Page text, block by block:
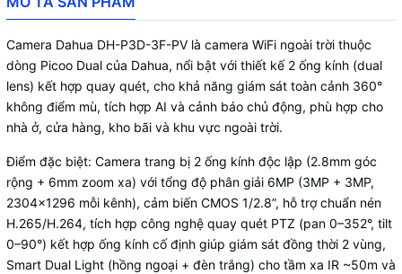
Camera Dahua DH-P3D-3F-PV là camera WiFi ngoài trời thuộc
dòng Picoo Dual của Dahua, nổi bật với thiết kế 2 ống kính (dual
lens) kết hợp quay quét, cho khả năng giám sát toàn cảnh 360°
không điểm mù, tích hợp AI và cảnh báo chủ động, phù hợp cho
nhà ở, cửa hàng, kho bãi và khu vực ngoài trời.
Điểm đặc biệt: Camera trang bị 2 ống kính độc lập (2.8mm góc
rộng + 6mm zoom xa) với tổng độ phân giải 6MP (3MP + 3MP,
2304×1296 mỗi kênh), cảm biến CMOS 1/2.8”, hỗ trợ chuẩn nén
H.265/H.264, tích hợp công nghệ quay quét PTZ (pan 0–352°, tilt
0–90°) kết hợp ống kính cố định giúp giám sát đồng thời 2 vùng,
Smart Dual Light (hồng ngoại + đèn trắng) cho tầm xa IR ~50m và